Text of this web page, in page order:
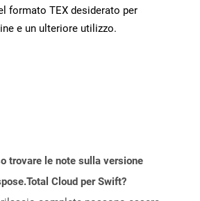
formato TEX desiderato per
e un ulteriore utilizzo.
trovare le note sulla versione
Cloud per Swift?